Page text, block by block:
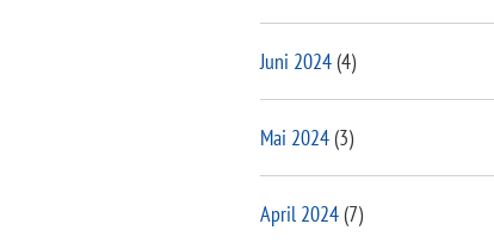
Juni 2024(4)
Mai 2024(3)
April 2024(7)